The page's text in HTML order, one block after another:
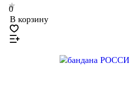
0
В корзину